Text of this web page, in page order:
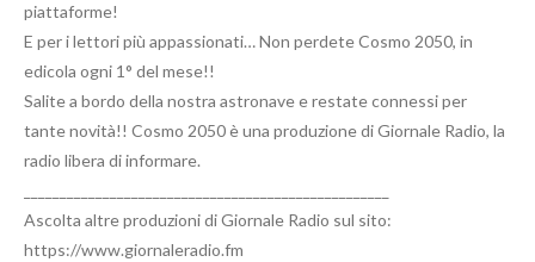
piattaforme!
E per i lettori più appassionati… Non perdete Cosmo 2050, in
edicola ogni 1° del mese!!
Salite a bordo della nostra astronave e restate connessi per
tante novità!! Cosmo 2050 è una produzione di Giornale Radio, la
radio libera di informare.
Ascolta altre produzioni di Giornale Radio sul sito:
https://www.giornaleradio.fm